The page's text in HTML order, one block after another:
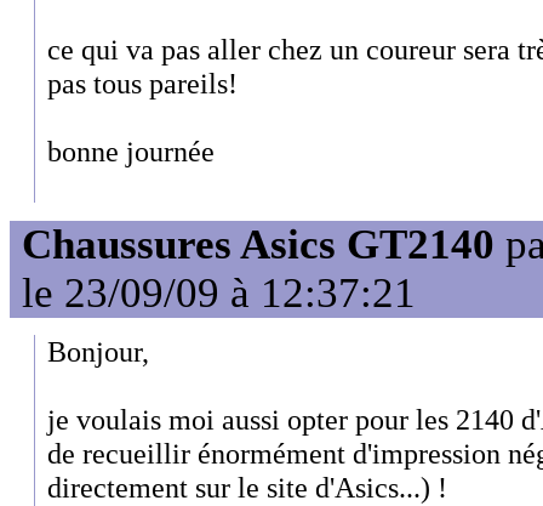
ce qui va pas aller chez un coureur sera
pas tous pareils!
bonne journée
Chaussures Asics GT2140
le 23/09/09 à 12:37:21
Bonjour,
je voulais moi aussi opter pour les 2140
de recueillir énormément d'impression
directement sur le site d'Asics...) !